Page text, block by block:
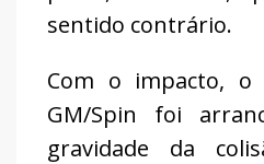
sentido contrário.
Com o impacto,
GM/Spin foi
gravidade da